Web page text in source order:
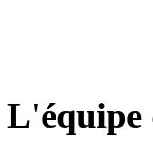
L'équipe